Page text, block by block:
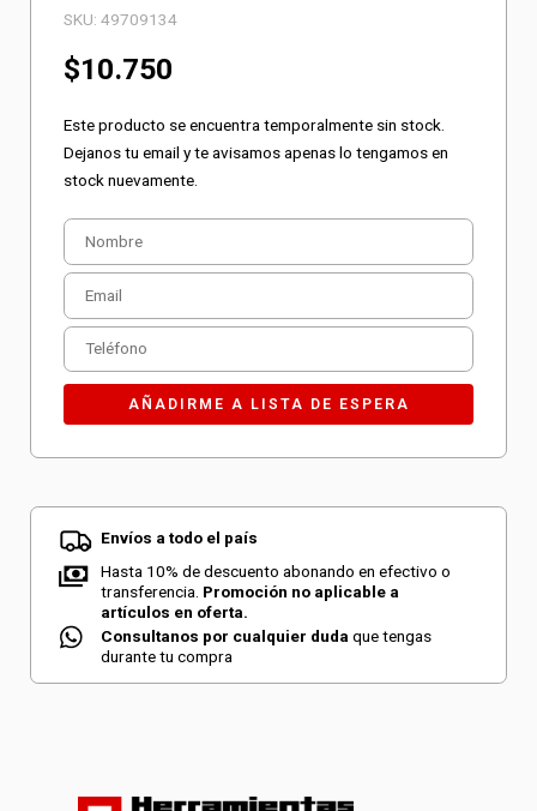
SKU:49709134
$10.750
Este producto se encuentra temporalmente sin stock.
Dejanos tu email y te avisamos apenas lo tengamos en
stock nuevamente.
Envíos a todo el país
Hasta 10% de descuento abonando en efectivo o
transferencia. Promoción no aplicable a
artículos en oferta.
Consultanos por cualquier duda que tengas
durante tu compra